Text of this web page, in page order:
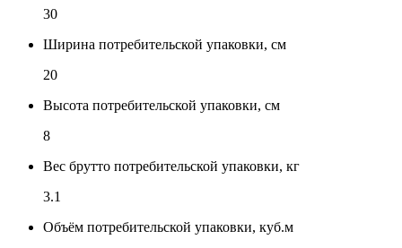
30
Ширина потребительской упаковки, см
20
Высота потребительской упаковки, см
8
Вес брутто потребительской упаковки, кг
3.1
Объём потребительской упаковки, куб.м